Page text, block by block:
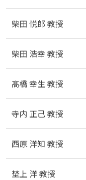
柴田 悦郎 教授
柴田 浩幸 教授
髙橋 幸生 教授
寺内 正己 教授
西原 洋知 教授
埜上 洋 教授